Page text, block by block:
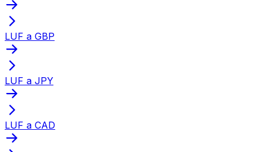
LUF a GBP
LUF a JPY
LUF a CAD